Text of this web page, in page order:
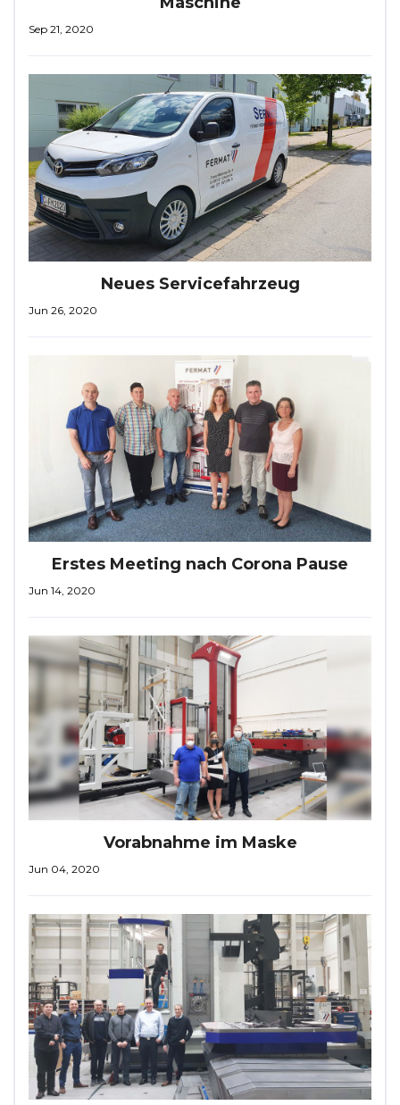
Sep 21, 2020
Neues Servicefahrzeug
Jun 26, 2020
Erstes Meeting nach Corona Pause
Jun 14, 2020
Vorabnahme im Maske
Jun 04, 2020